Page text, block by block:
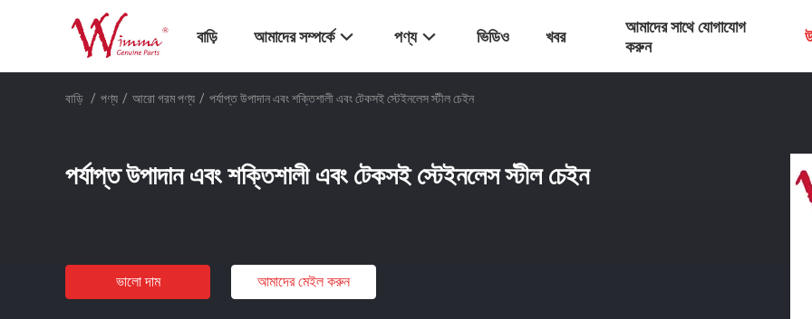
বাড়ি আমাদের সম্পর্কে পণ্য ভিডিও খবর
আমাদের সাথে যোগাযোগ
করুন
বাড়ি / পণ্য / আরো গরম পণ্য / পর্যাপ্ত উপাদান এবং শক্তিশালী এবং টেকসই স্টেইনলেস স্টীল চেইন
পর্যাপ্ত উপাদান এবং শক্তিশালী এবং টেকসই স্টেইনলেস স্টীল চেইন
ভালো দাম আমাদের মেইল ​​করুন